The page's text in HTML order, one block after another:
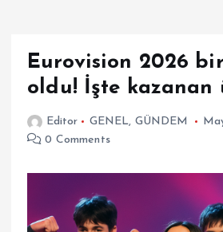
Eurovision 2026
oldu! İşte kazanan
Editor GENEL, GÜNDEM
0 Comments